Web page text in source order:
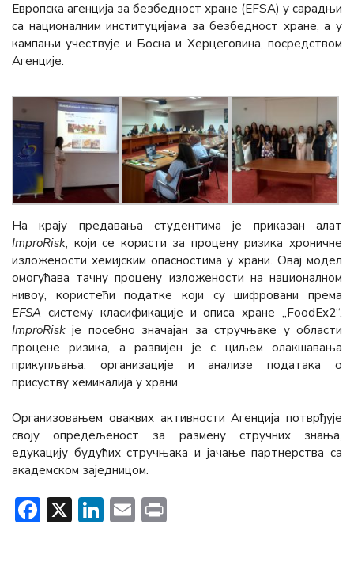
Европска агенција за безбедност хране (EFSA) у сарадњи
са националним институцијама за безбедност хране, а у
кампањи учествује и Босна и Херцеговина, посредством
Агенције.
На крају предавања студентима је приказан алат
ImproRisk, који се користи за процену ризика хроничне
изложености хемијским опасностима у храни. Овај модел
омогућава тачну процену изложености на националном
нивоу, користећи податке који су шифровани према
EFSA систему класификације и описа хране „FoodEx2“.
ImproRisk је посебно значајан за стручњаке у области
процене ризика, а развијен је с циљем олакшавања
прикупљања, организације и анализе података о
присуству хемикалија у храни.
Организовањем оваквих активности Агенција потврђује
своју опредељеност за размену стручних знања,
едукацију будућих стручњака и јачање партнерства са
академском заједницом.
Facebook
X LinkedIn
Email